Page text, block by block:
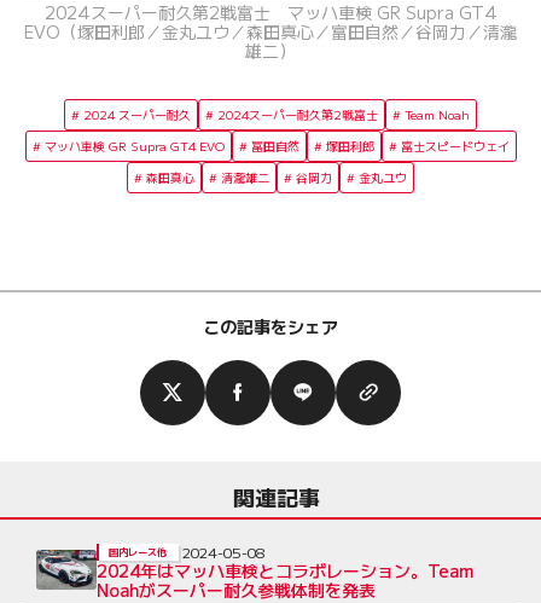
2024スーパー耐久第2戦富士 マッハ車検 GR Supra GT4
EVO（塚田利郎／金丸ユウ／森田真心／富田自然／谷岡力／清瀧
雄二）
2024 スーパー耐久 2024スーパー耐久第2戦富士
Team Noah
マッハ車検 GR Supra GT4 EVO
冨田自然 塚田利郎
富士スピードウェイ
森田真心
清瀧雄二 谷岡力 金丸ユウ
この記事をシェア
関連記事
2024年はマッハ車検とコラボレーション。Team
Noahがスーパー耐久参戦体制を発表
国内レース他 2024-05-08